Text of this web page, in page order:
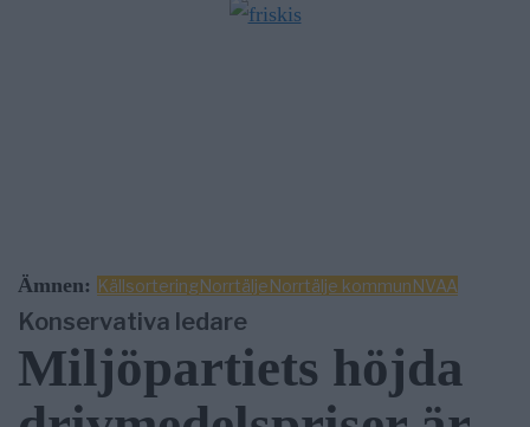
Ämnen: KällsorteringNorrtäljeNorrtälje kommunNVAA
Konservativa ledare
Miljöpartiets höjda